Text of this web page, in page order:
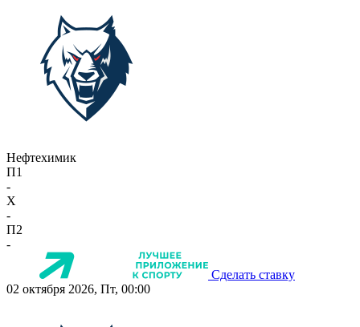
Нефтехимик
П1
-
X
-
П2
-
Сделать ставку
02 октября 2026, Пт, 00:00